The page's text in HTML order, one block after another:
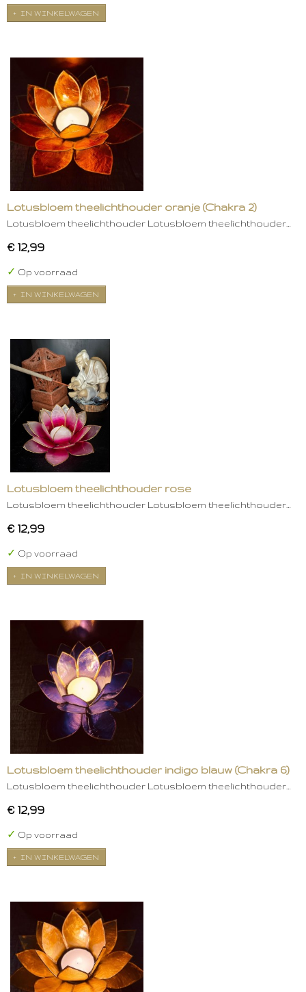
IN WINKELWAGEN
Lotusbloem theelichthouder oranje (Chakra 2)
Lotusbloem theelichthouder Lotusbloem theelichthouder…
€ 12,99
✓ Op voorraad
IN WINKELWAGEN
Lotusbloem theelichthouder rose
Lotusbloem theelichthouder Lotusbloem theelichthouder…
€ 12,99
✓ Op voorraad
IN WINKELWAGEN
Lotusbloem theelichthouder indigo blauw (Chakra 6)
Lotusbloem theelichthouder Lotusbloem theelichthouder…
€ 12,99
✓ Op voorraad
IN WINKELWAGEN